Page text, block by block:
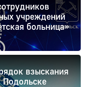
учреждений
больница»
взыскания
Подольске